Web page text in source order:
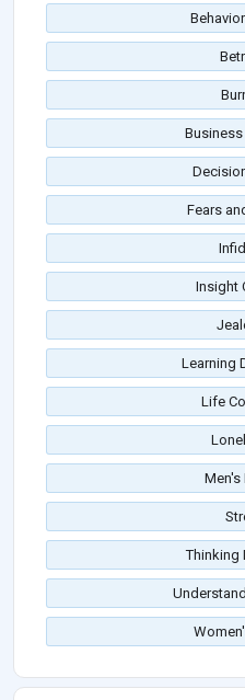
Fears
Insight
Learning
Life
Men's
Thinking